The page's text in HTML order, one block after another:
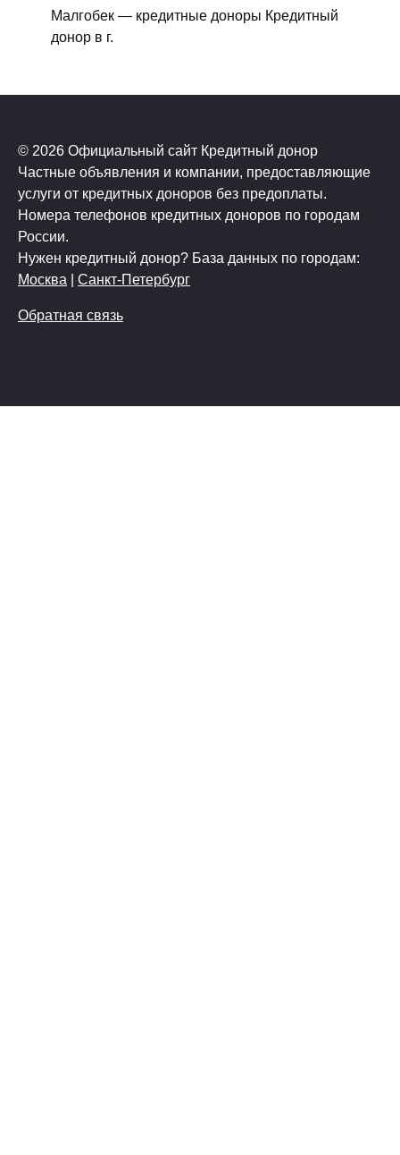
Малгобек — кредитные доноры Кредитный
донор в г.
© 2026 Официальный сайт Кредитный донор
Частные объявления и компании, предоставляющие
услуги от кредитных доноров без предоплаты.
Номера телефонов кредитных доноров по городам
России.
Нужен кредитный донор? База данных по городам:
Москва | Санкт-Петербург
Обратная связь